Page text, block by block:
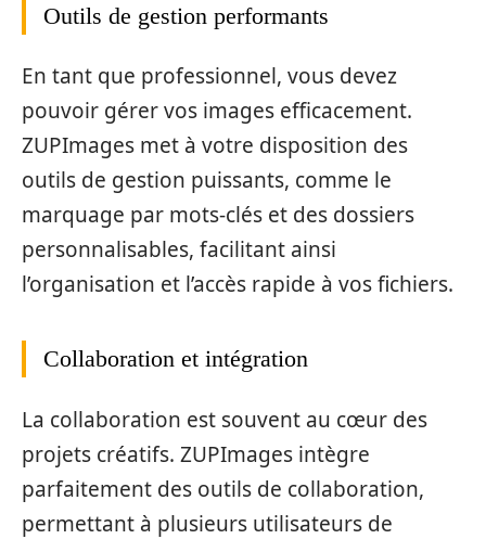
Outils de gestion performants
En tant que professionnel, vous devez
pouvoir gérer vos images efficacement.
ZUPImages met à votre disposition des
outils de gestion puissants, comme le
marquage par mots-clés et des dossiers
personnalisables, facilitant ainsi
l’organisation et l’accès rapide à vos fichiers.
Collaboration et intégration
La collaboration est souvent au cœur des
projets créatifs. ZUPImages intègre
parfaitement des outils de collaboration,
permettant à plusieurs utilisateurs de